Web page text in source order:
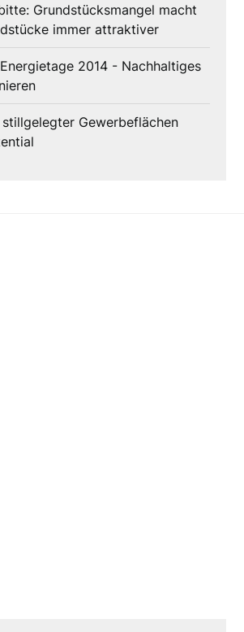
Grundstücksmangel macht
immer attraktiver
2014 - Nachhaltiges
Gewerbeflächen